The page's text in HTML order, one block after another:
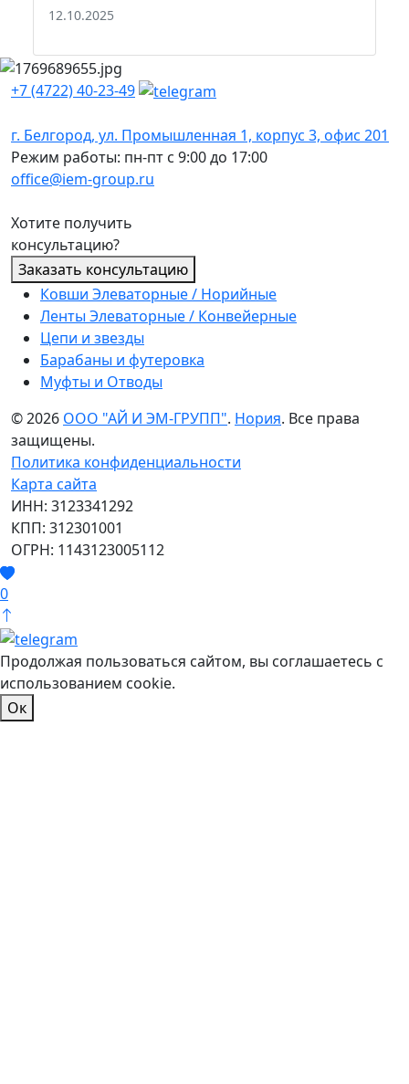
12.10.2025
+7 (4722) 40-23-49
г. Белгород, ул. Промышленная 1, корпус 3, офис 201
Режим работы: пн-пт с 9:00 до 17:00
office@iem-group.ru
Хотите получить
консультацию?
Заказать консультацию
Ковши Элеваторные / Норийные
Ленты Элеваторные / Конвейерные
Цепи и звезды
Барабаны и футеровка
Муфты и Отводы
© 2026 ООО "АЙ И ЭМ-ГРУПП". Нория. Все права
защищены.
Политика конфиденциальности
Карта сайта
ИНН: 3123341292
КПП: 312301001
ОГРН: 1143123005112
0
Продолжая пользоваться сайтом, вы соглашаетесь с
использованием cookie.
Ок